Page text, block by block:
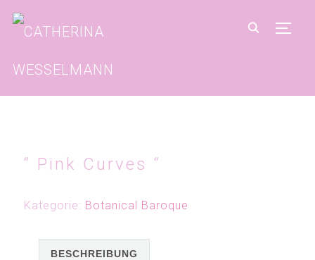
“ Pink Curves “
Kategorie: Botanical Baroque
BESCHREIBUNG